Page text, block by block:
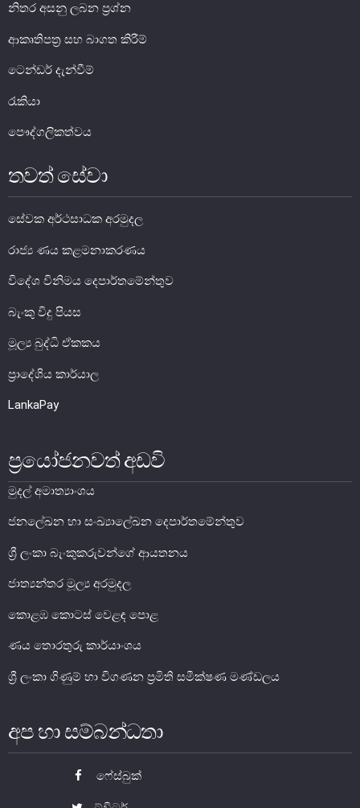
මුදල් ප්‍රතිපත්තිය
මූල්‍ය පද්ධති ස්ථායිතාව
මූල්‍ය පද්ධති ස්ථායිතාව - සමස්ත විග්‍රහය
බැංකු අංශය
බැංකු නො වන මූල්‍ය හා කල්බදු අංශය
ප්‍රාථමික අලෙවිකරුවන්
බලපත්‍රලාභී මුදල් තැරැව්කරුවන්
සාර්ව විචක්ෂණ අවේක්ෂණය
තිරසාර මූල්‍ය
නිරාකරණය
තැන්පතු රක්ෂණ
මූල්‍ය වෙළෙඳපොල
මූල්‍ය වෙළෙඳපොළ-සමස්ත විග්‍රහය
අන්තර් බැංකු ඒක්ෂණ මුදල් වෙ‍ෙළඳපොළ
විදේශ විනිමය පිළිබඳ ගෝලීය ප්‍රශස්ත භාවිත සංග්‍රහය හා
අනුගත වීම
සාංගමික ණය සුරැකුම්පත් වෙළෙඳපොළ
නිතර අසනු ලබන ප්‍රශ්න
ආකෘතිපත්‍ර සහ බාගත කිරීම්
ටෙන්ඩර් දැන්වීම්
රැකියා
පෞද්ගලිකත්වය
තවත් සේවා
සේවක අර්ථසාධක අරමුදල
රාජ්‍ය ණය කළමනාකරණය
විදේශ විනිමය දෙපාර්තමේන්තුව
බැංකු විදු පියස
මූල්‍ය බුද්ධි ඒකකය
ප්‍රාදේශිය කාර්යාල
LankaPay
ප්‍රයෝජනවත් අඩවි
මුදල් අමාත්‍යාංශය
ජනලේඛන හා සංඛ්‍යාලේඛන දෙපාර්තමේන්තුව
ශ්‍රී ලංකා බැංකුකරුවන්ගේ ආයතනය
ජාත්‍යන්තර මූල්‍ය අරමුදල
කොළඹ කොටස් වෙළඳ පොළ
ණය තොරතුරු කාර්යාංශය
ශ්‍රී ලංකා ගිණුම් හා විගණන ප්‍රමිති සමීක්ෂණ මණ්ඩලය
අප හා සම්බන්ධතා
ෆේස්බුක්